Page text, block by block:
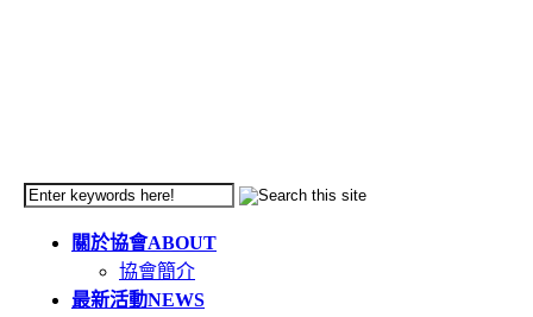
關於協會ABOUT
協會簡介
最新活動NEWS